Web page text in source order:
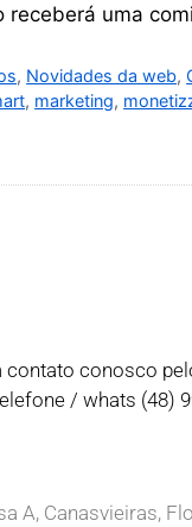
receberá uma
, Novidades da web,
, marketing,
conosco
/ whats (48)
A, Canasvieiras,